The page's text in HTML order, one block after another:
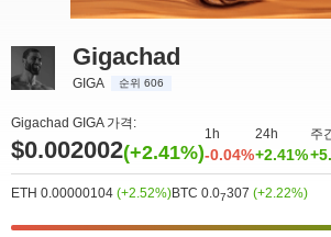
Gigachad
GIGA 순위 606
Gigachad GIGA 가격:
$0.002002(+2.41%)
1h
-0.04%
24h
+2.41%
주
ETH 0.00000104 (+2.52%)BTC 0.07307 (+2.22%)